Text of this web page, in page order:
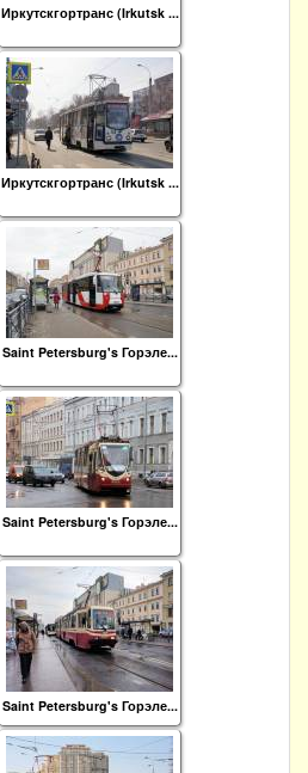
Иркутскгортранс (Irkutsk ...
Иркутскгортранс (Irkutsk ...
Saint Petersburg's Горэле...
Saint Petersburg's Горэле...
Saint Petersburg's Горэле...